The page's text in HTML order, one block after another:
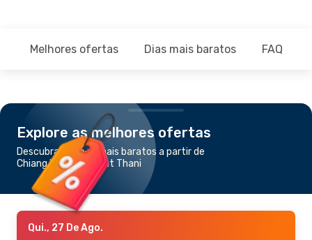
Melhores ofertas Dias mais baratos FAQ
Explore as melhores ofertas
Descubra os voos mais baratos a partir de
Chiang Mai para Surat Thani
Qui., 27 De Ago.